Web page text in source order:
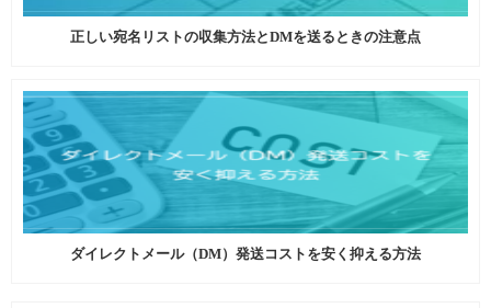
正しい宛名リストの収集方法とDMを送るときの注意点
ダイレクトメール（DM）発送コストを安く抑える方法